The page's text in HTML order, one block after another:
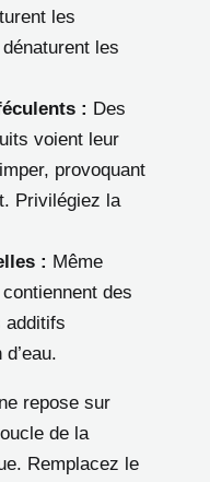
les
les
: Des
voient leur
provoquant
Privilégiez la
: Même
des
additifs
repose sur
de la
Remplacez le